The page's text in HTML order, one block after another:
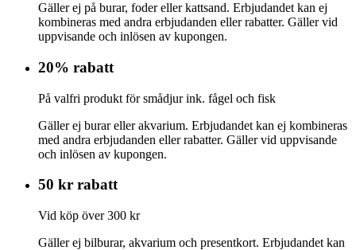
Gäller ej på burar, foder eller kattsand. Erbjudandet kan ej
kombineras med andra erbjudanden eller rabatter. Gäller vid
uppvisande och inlösen av kupongen.
20% rabatt
På valfri produkt för smådjur ink. fågel och fisk
Gäller ej burar eller akvarium. Erbjudandet kan ej kombineras
med andra erbjudanden eller rabatter. Gäller vid uppvisande
och inlösen av kupongen.
50 kr rabatt
Vid köp över 300 kr
Gäller ej bilburar, akvarium och presentkort. Erbjudandet kan